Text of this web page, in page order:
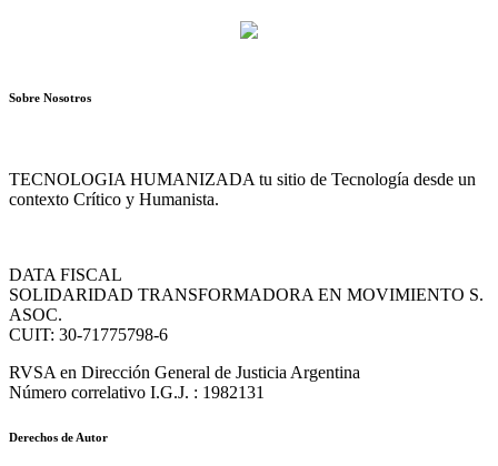
Sobre Nosotros
TECNOLOGIA HUMANIZADA tu sitio de Tecnología desde un
contexto Crítico y Humanista.
DATA FISCAL
SOLIDARIDAD TRANSFORMADORA EN MOVIMIENTO S.
ASOC.
CUIT: 30-71775798-6
RVSA en Dirección General de Justicia Argentina
Número correlativo I.G.J. : 1982131
Derechos de Autor